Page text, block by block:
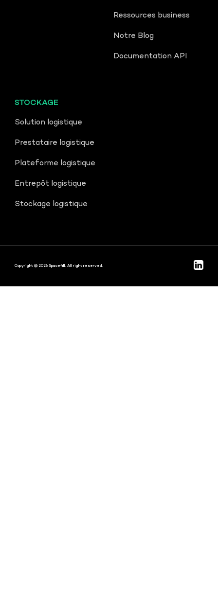
Ressources business
Notre Blog
Documentation API
STOCKAGE
Solution logistique
Prestataire logistique
Plateforme logistique
Entrepôt logistique
Stockage logistique
Copyright @ 2026 Spacefill. All right reserved.